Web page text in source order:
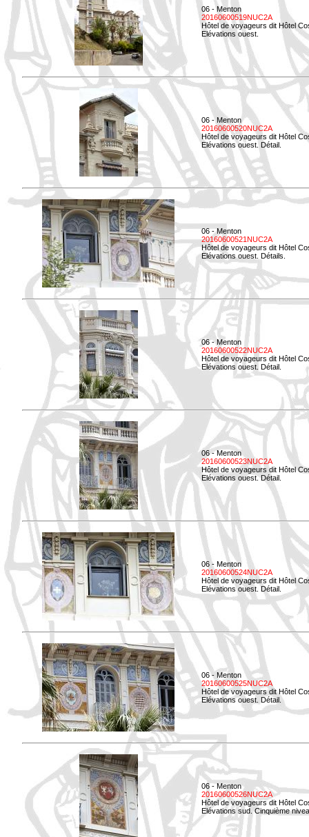
06 - Menton
20160600519NUC2A
Hôtel de voyageurs dit Hôtel
Elévations ouest.
06 - Menton
20160600520NUC2A
Hôtel de voyageurs dit Hôtel
Elévations ouest. Détail.
06 - Menton
20160600521NUC2A
Hôtel de voyageurs dit Hôtel
Elévations ouest. Détails.
06 - Menton
20160600522NUC2A
Hôtel de voyageurs dit Hôtel
Elévations ouest. Détail.
06 - Menton
20160600523NUC2A
Hôtel de voyageurs dit Hôtel
Elévations ouest. Détail.
06 - Menton
20160600524NUC2A
Hôtel de voyageurs dit Hôtel
Elévations ouest. Détail.
06 - Menton
20160600525NUC2A
Hôtel de voyageurs dit Hôtel
Elévations ouest. Détail.
06 - Menton
20160600526NUC2A
Hôtel de voyageurs dit Hôtel
Elévations sud. Cinquième